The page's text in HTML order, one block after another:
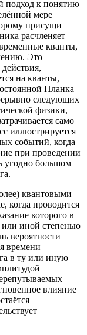
подход к понятию
мере
присущи
расчленяет
кванты,
Это
на кванты,
Планка
следующих
физики,
само
иллюстрируется
событий, когда
при проведении
угодно большом
квантовыми
когда проводится
которого в
или иной степенью
вероятности
времени
в ту или иную
влияние